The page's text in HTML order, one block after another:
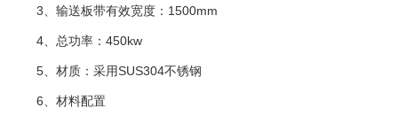
3、输送板带有效宽度：1500mm
4、总功率：450kw
5、材质：采用SUS304不锈钢
6、材料配置